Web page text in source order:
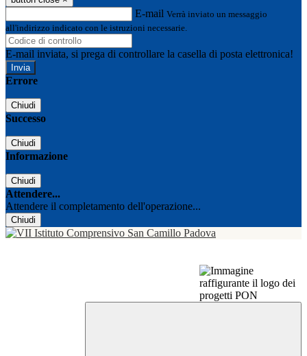
E-mail Verrà inviato un messaggio
all'indirizzo indicato con le istruzioni necessarie.
E-mail inviata, si prega di controllare la casella di posta elettronica!
Errore
Chiudi
Successo
Chiudi
Informazione
Chiudi
Attendere...
Attendere il completamento dell'operazione...
Chiudi